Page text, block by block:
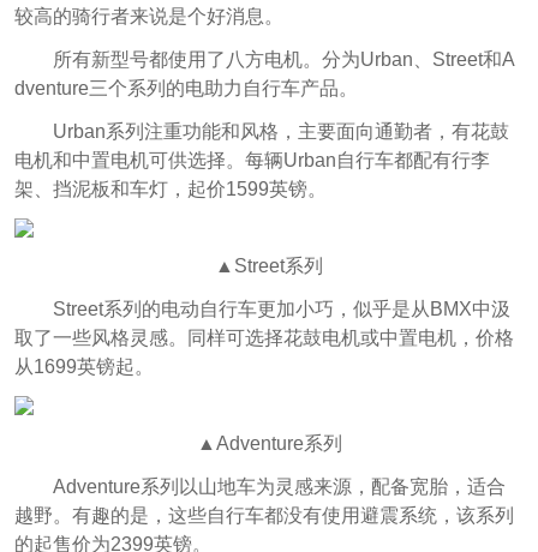
较高的骑行者来说是个好消息。
所有新型号都使用了八方电机。分为Urban、Street和A
dventure三个系列的电助力自行车产品。
Urban系列注重功能和风格，主要面向通勤者，有花鼓
电机和中置电机可供选择。每辆Urban自行车都配有行李
架、挡泥板和车灯，起价1599英镑。
▲Street系列
Street系列的电动自行车更加小巧，似乎是从BMX中汲
取了一些风格灵感。同样可选择花鼓电机或中置电机，价格
从1699英镑起。
▲Adventure系列
Adventure系列以山地车为灵感来源，配备宽胎，适合
越野。有趣的是，这些自行车都没有使用避震系统，该系列
的起售价为2399英镑。